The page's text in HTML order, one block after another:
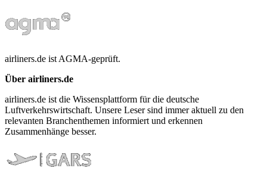
airliners.de ist AGMA-geprüft.
Über airliners.de
airliners.de ist die Wissensplattform für die deutsche
Luftverkehrswirtschaft. Unsere Leser sind immer aktuell zu den
relevanten Branchenthemen informiert und erkennen
Zusammenhänge besser.